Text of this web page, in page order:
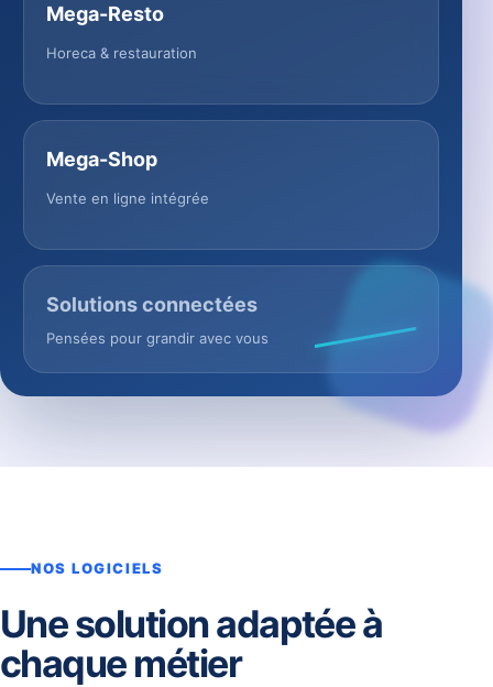
Mega-Resto
Horeca & restauration
Mega-Shop
Vente en ligne intégrée
Solutions connectées
Pensées pour grandir avec vous
NOS LOGICIELS
Une solution adaptée à
chaque métier